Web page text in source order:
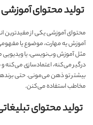
تولید محتوای آموزشی
محتوای آموزشی یکی از
آموزش یه مهارت، موضوع یا
مثل آموزش وب‌نویسی، یا
درگیر می‌کنه، اعتمادسازی می‌کنه
بیشتر تو ذهن می‌مونی. حتی
مخاطب استفاده می‌کنن.
تولید محتوای